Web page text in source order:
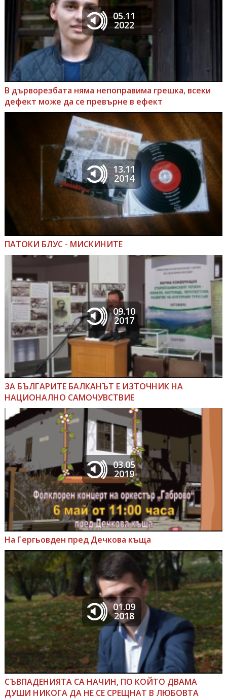
05.11
2022
В дърворезбата няма непоправима грешка, всеки
дефект може да се превърне в ефект
13.11
2014
ПАТОКИ БЛУС - МИСКИНИТЕ
09.10
2017
ЗА БЪЛГАРИТЕ БАЛКАНЪТ Е ИЗТОЧНИК НА
НАЦИОНАЛНО САМОЧУВСТВИЕ
03.05
2019
На Гергьовден пред Дечкова къща
01.09
2018
СЪВПАДЕНИЯТА СА НАЧИН, ПО КОЙТО ДВАМА
ДУШИ НИКОГА ДА НЕ СЕ СРЕЩНАТ В ЛЮБОВТА